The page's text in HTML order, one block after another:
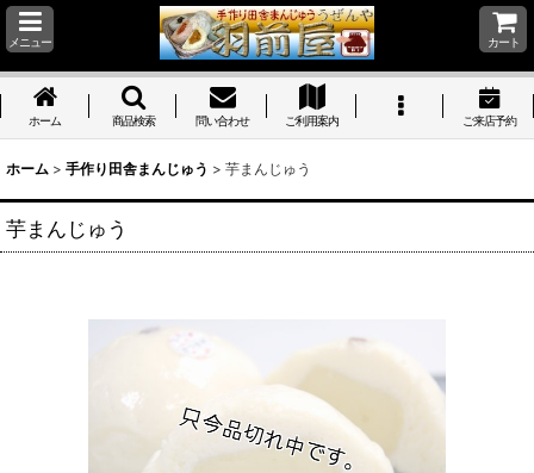
メニュー カート
ホーム 商品検索 問い合わせ ご利用案内 ご来店予約
ホーム > 手作り田舎まんじゅう > 芋まんじゅう
芋まんじゅう